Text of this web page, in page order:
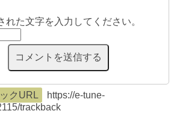
れた文字を入力してください。
クURL
https://e-tune-
trackback